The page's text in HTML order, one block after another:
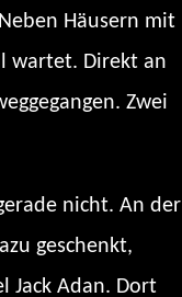
Häusern mit
wartet. Direkt an
Zwei
nicht. An der
geschenkt,
Jack Adan. Dort